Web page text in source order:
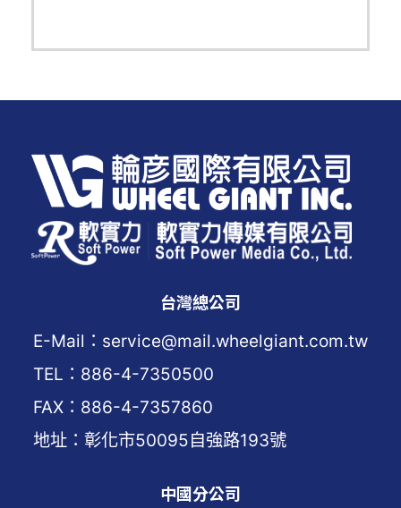
台灣總公司
E-Mail：service@mail.wheelgiant.com.tw
TEL：886-4-7350500
FAX：886-4-7357860
地址：彰化市50095自強路193號
中國分公司